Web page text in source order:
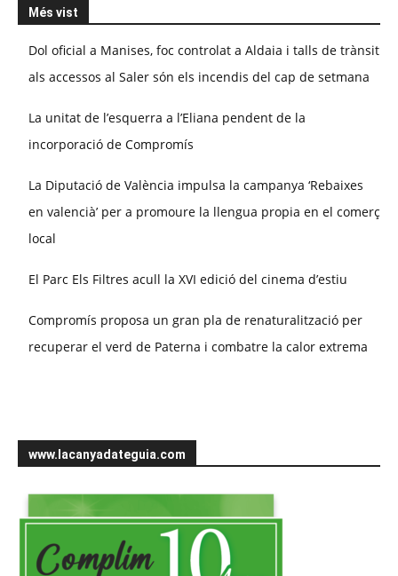
Més vist
Dol oficial a Manises, foc controlat a Aldaia i talls de trànsit
als accessos al Saler són els incendis del cap de setmana
La unitat de l’esquerra a l’Eliana pendent de la
incorporació de Compromís
La Diputació de València impulsa la campanya ‘Rebaixes
en valencià’ per a promoure la llengua propia en el comerç
local
El Parc Els Filtres acull la XVI edició del cinema d’estiu
Compromís proposa un gran pla de renaturalització per
recuperar el verd de Paterna i combatre la calor extrema
www.lacanyadateguia.com